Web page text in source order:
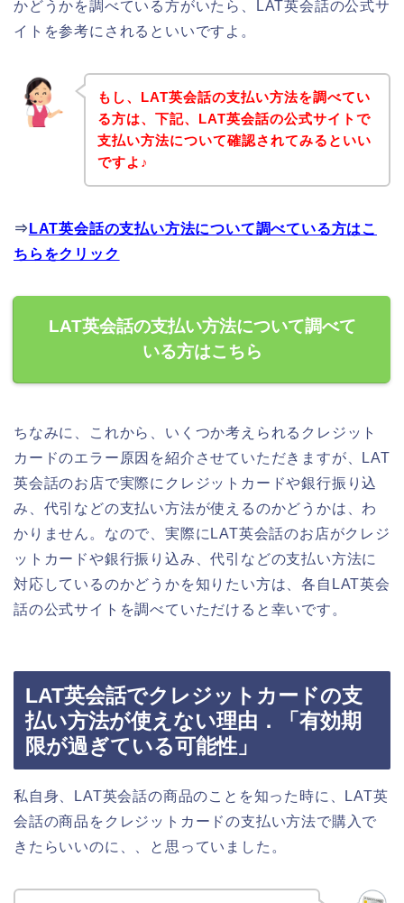
かどうかを調べている方がいたら、LAT英会話の公式サ
イトを参考にされるといいですよ。
もし、LAT英会話の支払い方法を調べてい
る方は、下記、LAT英会話の公式サイトで
支払い方法について確認されてみるといい
ですよ♪
⇒ LAT英会話の支払い方法について調べている方はこ
ちらをクリック
LAT英会話の支払い方法について調べて
いる方はこちら
ちなみに、これから、いくつか考えられるクレジット
カードのエラー原因を紹介させていただきますが、LAT
英会話のお店で実際にクレジットカードや銀行振り込
み、代引などの支払い方法が使えるのかどうかは、わ
かりません。なので、実際にLAT英会話のお店がクレジ
ットカードや銀行振り込み、代引などの支払い方法に
対応しているのかどうかを知りたい方は、各自LAT英会
話の公式サイトを調べていただけると幸いです。
LAT英会話でクレジットカードの支
払い方法が使えない理由．「有効期
限が過ぎている可能性」
私自身、LAT英会話の商品のことを知った時に、LAT英
会話の商品をクレジットカードの支払い方法で購入で
きたらいいのに、、と思っていました。